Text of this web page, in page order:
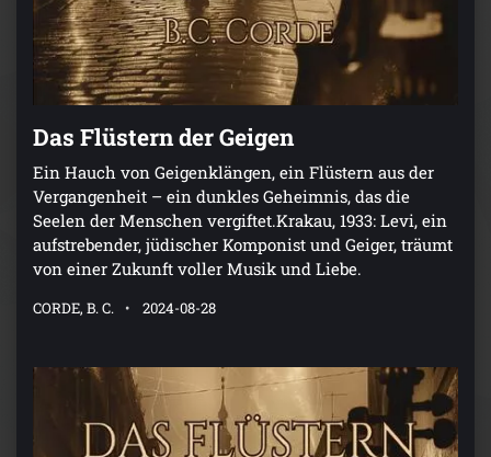
Das Flüstern der Geigen
Ein Hauch von Geigenklängen, ein Flüstern aus der
Vergangenheit – ein dunkles Geheimnis, das die
Seelen der Menschen vergiftet.Krakau, 1933: Levi, ein
aufstrebender, jüdischer Komponist und Geiger, träumt
von einer Zukunft voller Musik und Liebe.
CORDE, B. C. 2024-08-28